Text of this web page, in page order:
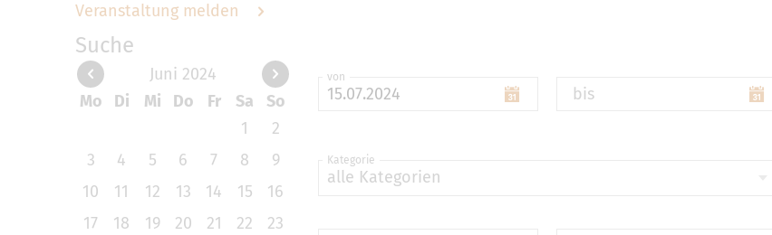
Veranstaltung melden
Suche
Juni 2024
Mo
Di Mi Do Fr Sa
So
1
2
3
4 5 6 7 8
9
10
11 12 13 14 15
16
17
18 19 20 21 22
23
von
bis
alle Kategorien
Kategorie